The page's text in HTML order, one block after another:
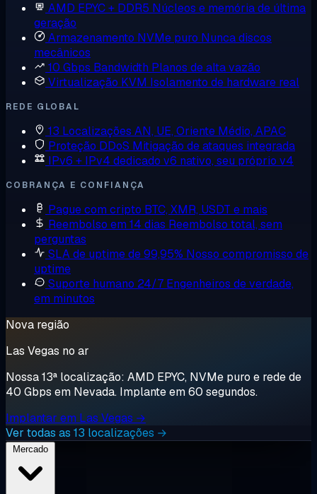
AMD EPYC + DDR5 Núcleos e memória de última
geração
Armazenamento NVMe puro Nunca discos
mecânicos
10 Gbps Bandwidth Planos de alta vazão
Virtualização KVM Isolamento de hardware real
REDE GLOBAL
13 Localizações AN, UE, Oriente Médio, APAC
Proteção DDoS Mitigação de ataques integrada
IPv6 + IPv4 dedicado v6 nativo, seu próprio v4
COBRANÇA E CONFIANÇA
Pague com cripto BTC, XMR, USDT e mais
Reembolso em 14 dias Reembolso total, sem
perguntas
SLA de uptime de 99,95% Nosso compromisso de
uptime
Suporte humano 24/7 Engenheiros de verdade,
em minutos
Nova região
Las Vegas no ar
Nossa 13ª localização: AMD EPYC, NVMe puro e rede de
40 Gbps em Nevada. Implante em 60 segundos.
Implantar em Las Vegas →
Ver todas as 13 localizações →